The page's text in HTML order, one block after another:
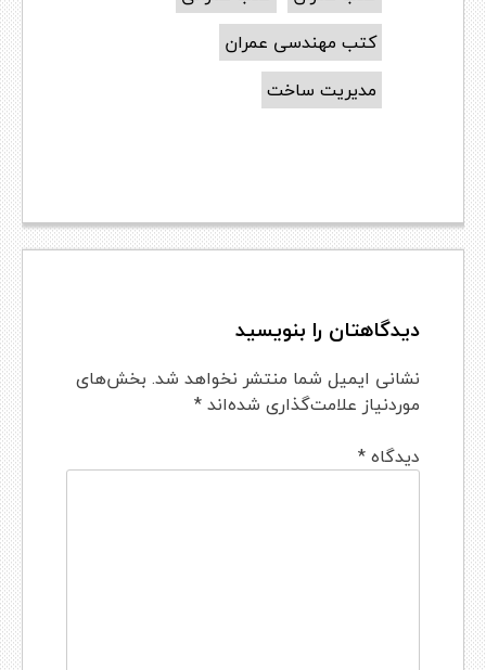
کتب مهندسی عمران
مدیریت ساخت
دیدگاهتان را بنویسید
نشانی ایمیل شما منتشر نخواهد شد. بخش‌های
موردنیاز علامت‌گذاری شده‌اند*
دیدگاه*